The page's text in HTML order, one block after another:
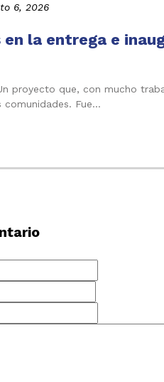
6, 2026
la entrega e
proyecto que, con mucho
comunidades. Fue…